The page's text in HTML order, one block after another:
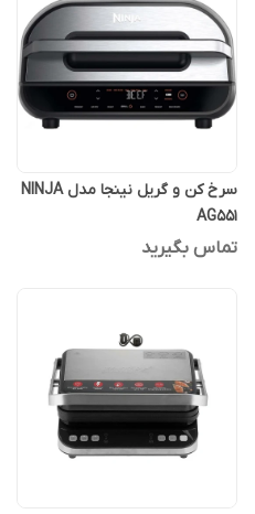
سرخ کن و گریل نینجا مدل NINJA
AG551
تماس بگیرید